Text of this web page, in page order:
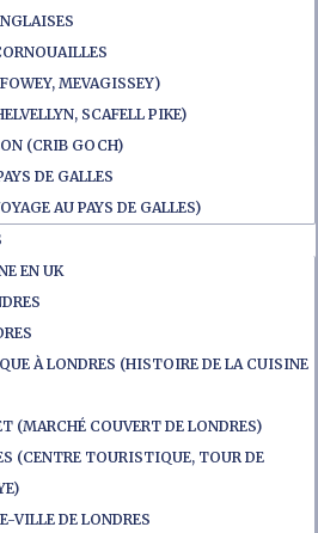
MEVAGISSEY)
SCAFELL PIKE)
(CRIB GOCH)
DE GALLES
AU PAYS DE GALLES)
EN UK
À LONDRES (HISTOIRE DE LA CUISINE
(MARCHÉ COUVERT DE LONDRES)
(CENTRE TOURISTIQUE, TOUR DE
VILLE DE LONDRES